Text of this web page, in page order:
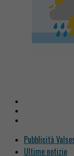
Pubblicità
Ultime notizie